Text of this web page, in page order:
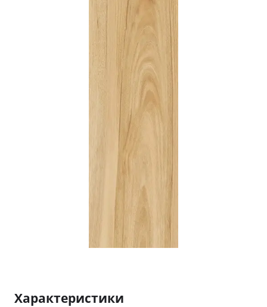
Характеристики